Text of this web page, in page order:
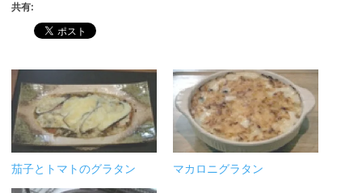
共有:
茄子とトマトのグラタン マカロニグラタン